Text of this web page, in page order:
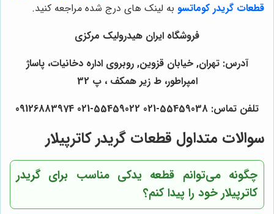
قطعات گریدر کوماتسو به لینک های درج شده مراجعه کنید.
فروشگاه ایران هیدرولیک مرکزی
آدرس: تهران, خیابان قزوین, روبروی اداره دخانیات، پاساژ
امپراطور، ط زیر همکف ، پ 32
تلفن تماس: 55459038-021 55459022-021 09126883974
سوالات متداول قطعات گریدر کاترپیلار
چگونه می‌توانم قطعه یدکی مناسب برای گریدر
کاترپیلار خود را پیدا کنم؟